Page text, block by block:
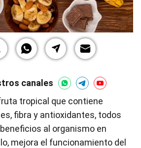
canales
tropical que contiene
fibra y antioxidantes, todos
al organismo en
mejora el funcionamiento del